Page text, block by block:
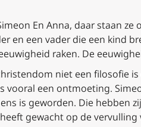
En Anna, daar staan
en een vader die een kind
raken. De
niet een filosofie
vooral een ontmoeting.
is geworden. Die
gewacht op de vervulling